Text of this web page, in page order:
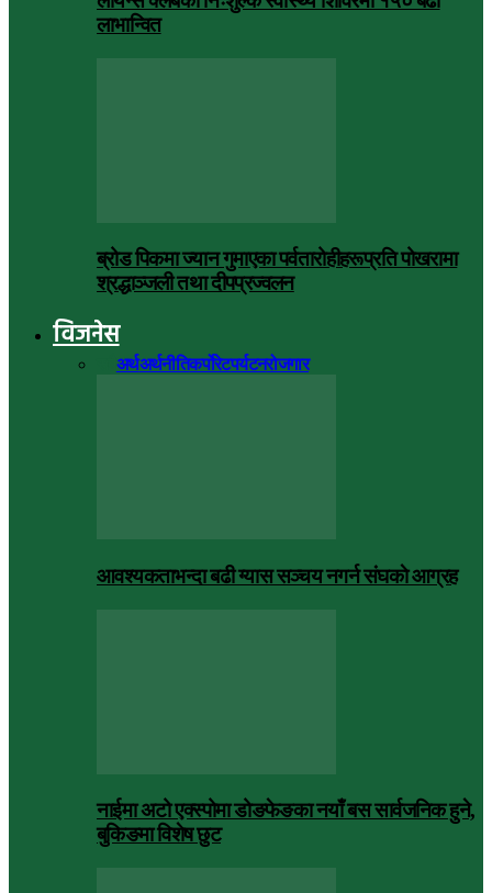
लाभान्वित
ब्रोड पिकमा ज्यान गुमाएका पर्वतारोहीहरूप्रति पोखरामा
श्रद्धाञ्जली तथा दीपप्रज्वलन
विजनेस
अर्थअर्थनीतिकर्पोरेटपर्यटनरोजगार
आवश्यकताभन्दा बढी ग्यास सञ्चय नगर्न संघकाे आग्रह
नाईमा अटो एक्स्पोमा डोङफेङका नयाँ बस सार्वजनिक हुने,
बुकिङमा विशेष छुट